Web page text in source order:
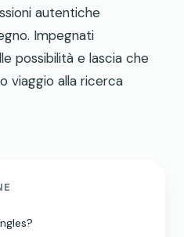
autentiche
Impegnati
possibilità e lascia che
viaggio alla ricerca